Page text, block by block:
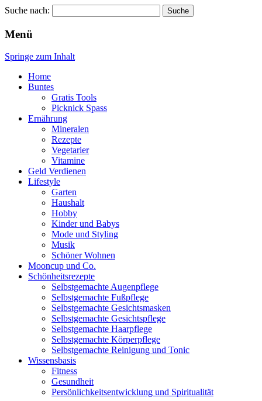
Pinkies
Suche nach:
Menü
Springe zum Inhalt
Home
Buntes
Gratis Tools
Picknick Spass
Ernährung
Mineralen
Rezepte
Vegetarier
Vitamine
Geld Verdienen
Lifestyle
Garten
Haushalt
Hobby
Kinder und Babys
Mode und Styling
Musik
Schöner Wohnen
Mooncup und Co.
Schönheitsrezepte
Selbstgemachte Augenpflege
Selbstgemachte Fußpflege
Selbstgemachte Gesichtsmasken
Selbstgemachte Gesichtspflege
Selbstgemachte Haarpflege
Selbstgemachte Körperpflege
Selbstgemachte Reinigung und Tonic
Wissensbasis
Fitness
Gesundheit
Persönlichkeitsentwicklung und Spiritualität